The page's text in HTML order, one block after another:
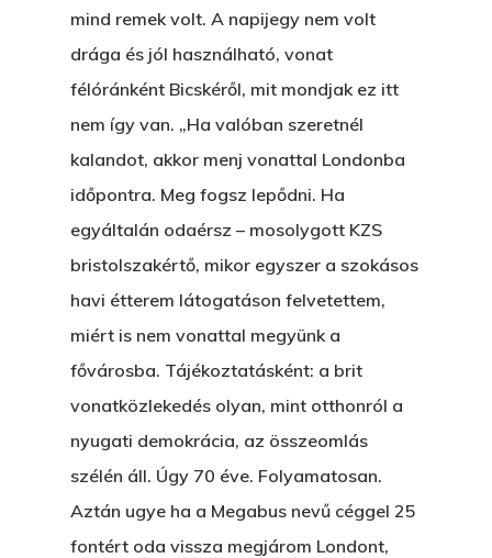
mind remek volt. A napijegy nem volt
drága és jól használható, vonat
félóránként Bicskéről, mit mondjak ez itt
nem így van. „Ha valóban szeretnél
kalandot, akkor menj vonattal Londonba
időpontra. Meg fogsz lepődni. Ha
egyáltalán odaérsz – mosolygott KZS
bristolszakértő, mikor egyszer a szokásos
havi étterem látogatáson felvetettem,
miért is nem vonattal megyünk a
fővárosba. Tájékoztatásként: a brit
vonatközlekedés olyan, mint otthonról a
nyugati demokrácia, az összeomlás
szélén áll. Úgy 70 éve. Folyamatosan.
Aztán ugye ha a Megabus nevű céggel 25
fontért oda vissza megjárom Londont,